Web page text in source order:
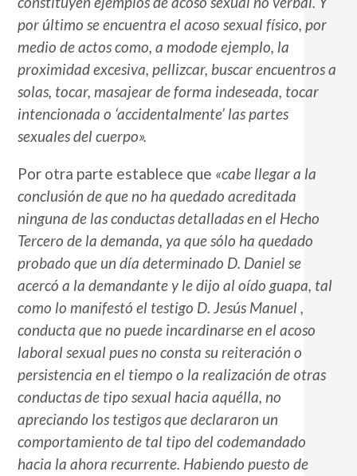
por último se encuentra el acoso sexual físico, por
medio de actos como, a modode ejemplo, la
proximidad excesiva, pellizcar, buscar encuentros a
solas, tocar, masajear de forma indeseada, tocar
intencionada o ‘accidentalmente’ las partes
sexuales del cuerpo».
Por otra parte establece que «cabe llegar a la
conclusión de que no ha quedado acreditada
ninguna de las conductas detalladas en el Hecho
Tercero de la demanda, ya que sólo ha quedado
probado que un día determinado D. Daniel se
acercó a la demandante y le dijo al oído guapa, tal
como lo manifestó el testigo D. Jesús Manuel ,
conducta que no puede incardinarse en el acoso
laboral sexual pues no consta su reiteración o
persistencia en el tiempo o la realización de otras
conductas de tipo sexual hacia aquélla, no
apreciando los testigos que declararon un
comportamiento de tal tipo del codemandado
hacia la ahora recurrente. Habiendo puesto de